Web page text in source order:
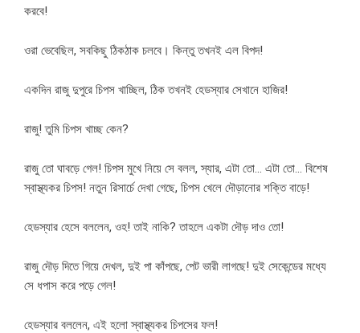
করবে!
ওরা ভেবেছিল, সবকিছু ঠিকঠাক চলবে। কিন্তু তখনই এল বিপদ!
একদিন রাজু দুপুরে চিপস খাচ্ছিল, ঠিক তখনই হেডস্যার সেখানে হাজির!
রাজু! তুমি চিপস খাচ্ছ কেন?
রাজু তো ঘাবড়ে গেল! চিপস মুখে নিয়ে সে বলল, স্যার, এটা তো… এটা তো… বিশেষ
স্বাস্থ্যকর চিপস! নতুন রিসার্চে দেখা গেছে, চিপস খেলে দৌড়ানোর শক্তি বাড়ে!
হেডস্যার হেসে বললেন, ওহ! তাই নাকি? তাহলে একটা দৌড় দাও তো!
রাজু দৌড় দিতে গিয়ে দেখল, দুই পা কাঁপছে, পেট ভারী লাগছে! দুই সেকেন্ডের মধ্যে
সে ধপাস করে পড়ে গেল!
হেডস্যার বললেন, এই হলো স্বাস্থ্যকর চিপসের ফল!